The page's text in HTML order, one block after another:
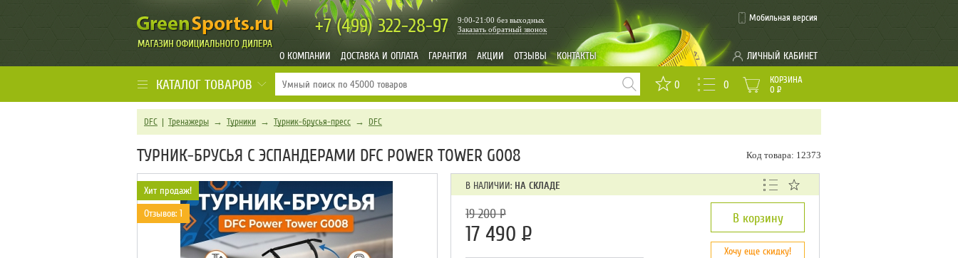
+7 (499)322-28-97 Заказать обратный звонок
9:00-21:00 без выходных
О КОМПАНИИ ДОСТАВКА И ОПЛАТА ГАРАНТИЯ АКЦИИ ОТЗЫВЫ КОНТАКТЫ
Мобильная версия
ЛИЧНЫЙ КАБИНЕТ
КАТАЛОГ ТОВАРОВ 0 0
КОРЗИНА
0 Р
DFC | Тренажеры → Турники → Турник-брусья-пресс → DFC
Код товара: 12373
ТУРНИК-БРУСЬЯ C ЭСПАНДЕРАМИ DFC POWER TOWER G008
Хит продаж!
Отзывов: 1
В НАЛИЧИИ: НА СКЛАДЕ
19 200Р
17 490 Р
В корзину
Хочу еще скидку!